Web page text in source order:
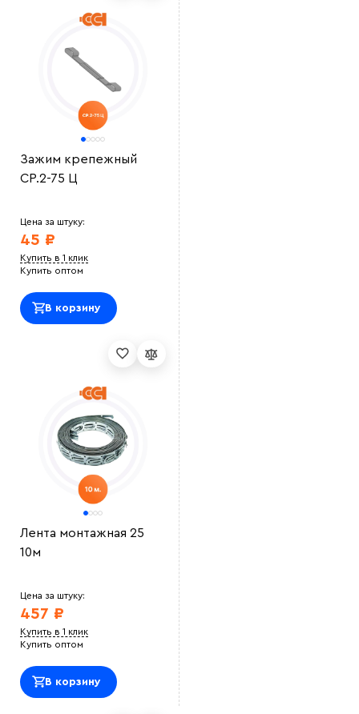
Зажим крепежный
СР.2-75 Ц
Цена за штуку:
45 ₽
Купить в 1 клик
Купить оптом
В корзину
Лента монтажная 25
10м
Цена за штуку:
457 ₽
Купить в 1 клик
Купить оптом
В корзину